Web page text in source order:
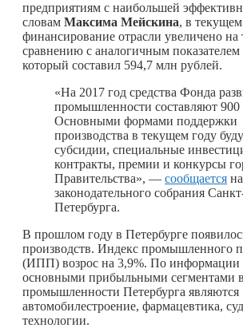
предприятиям с наибольшей
словам Максима Мейскина, в
финансирование отрасли увеличено на
сравнению с аналогичным показателем
который составил 594,7 млн рублей.
«На 2017 год средства Фонда
промышленности составляют 900
Основными формами поддержки
производства в текущем году
субсидии, специальные
контракты, премии и конкурсы
Правительства», — сообщается
законодательного собрания
Петербурга.
В прошлом году в Петербурге
производств. Индекс промышленного
(ИПП) возрос на 3,9%. По информации
основными прибыльными сегментами в
промышленности Петербурга являются
автомобилестроение, фармацевтика,
технологии.